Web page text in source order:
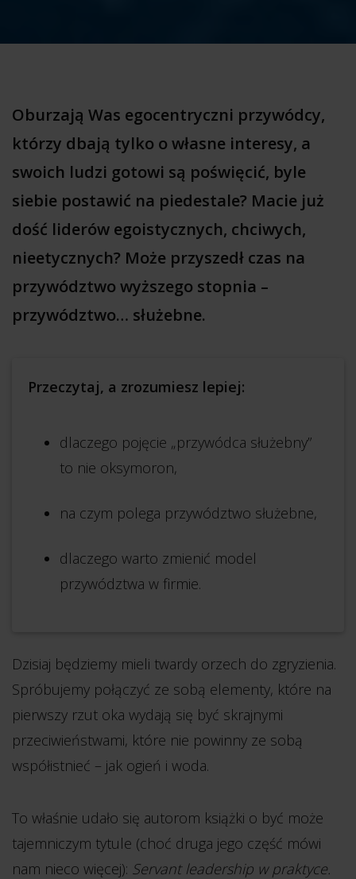
Oburzają Was egocentryczni przywódcy,
którzy dbają tylko o własne interesy, a
swoich ludzi gotowi są poświęcić, byle
siebie postawić na piedestale? Macie już
dość liderów egoistycznych, chciwych,
nieetycznych? Może przyszedł czas na
przywództwo wyższego stopnia –
przywództwo… służebne.
Przeczytaj, a zrozumiesz lepiej:
dlaczego pojęcie „przywódca służebny”
to nie oksymoron,
na czym polega przywództwo służebne,
dlaczego warto zmienić model
przywództwa w firmie.
Dzisiaj będziemy mieli twardy orzech do zgryzienia.
Spróbujemy połączyć ze sobą elementy, które na
pierwszy rzut oka wydają się być skrajnymi
przeciwieństwami, które nie powinny ze sobą
współistnieć – jak ogień i woda.
To właśnie udało się autorom książki o być może
tajemniczym tytule (choć druga jego część mówi
nam nieco więcej): Servant leadership w praktyce.